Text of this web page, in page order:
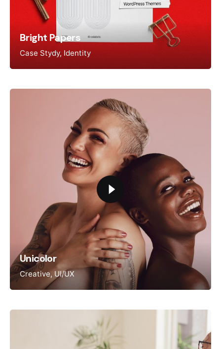
Bright Papers
Case Stydy Identity
Unicolor
Creative UI/UX